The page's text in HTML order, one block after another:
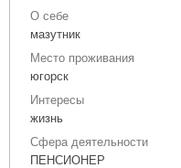
О себе
мазутник
Место проживания
югорск
Интересы
жизнь
Сфера деятельности
ПЕНСИОНЕР